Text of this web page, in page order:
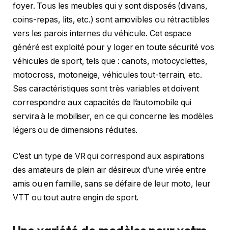
foyer. Tous les meubles qui y sont disposés (divans,
coins-repas, lits, etc.) sont amovibles ou rétractibles
vers les parois internes du véhicule. Cet espace
généré est exploité pour y loger en toute sécurité vos
véhicules de sport, tels que : canots, motocyclettes,
motocross, motoneige, véhicules tout-terrain, etc.
Ses caractéristiques sont très variables et doivent
correspondre aux capacités de l’automobile qui
servira à le mobiliser, en ce qui concerne les modèles
légers ou de dimensions réduites.
C’est un type de VR qui correspond aux aspirations
des amateurs de plein air désireux d’une virée entre
amis ou en famille, sans se défaire de leur moto, leur
VTT ou tout autre engin de sport.